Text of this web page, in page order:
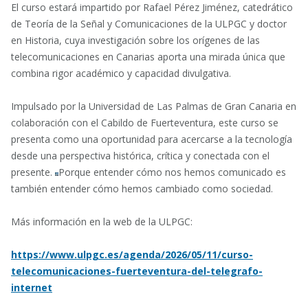
El curso estará impartido por Rafael Pérez Jiménez, catedrático
de Teoría de la Señal y Comunicaciones de la ULPGC y doctor
en Historia, cuya investigación sobre los orígenes de las
telecomunicaciones en Canarias aporta una mirada única que
combina rigor académico y capacidad divulgativa.
Impulsado por la Universidad de Las Palmas de Gran Canaria en
colaboración con el Cabildo de Fuerteventura, este curso se
presenta como una oportunidad para acercarse a la tecnología
desde una perspectiva histórica, crítica y conectada con el
presente. Porque entender cómo nos hemos comunicado es
también entender cómo hemos cambiado como sociedad.
Más información en la web de la ULPGC:
https://www.ulpgc.es/agenda/2026/05/11/curso-
telecomunicaciones-fuerteventura-del-telegrafo-
internet